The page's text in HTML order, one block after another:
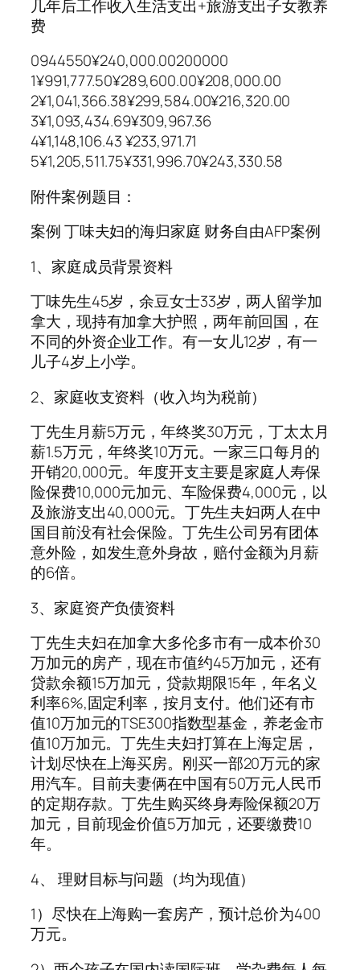
几年后工作收入生活支出+旅游支出子女教养
费
0944550¥240,000.00200000
1¥991,777.50¥289,600.00¥208,000.00
2¥1,041,366.38¥299,584.00¥216,320.00
3¥1,093,434.69¥309,967.36
4¥1,148,106.43 ¥233,971.71
5¥1,205,511.75¥331,996.70¥243,330.58
附件案例题目：
案例 丁味夫妇的海归家庭 财务自由AFP案例
1、家庭成员背景资料
丁味先生45岁，余豆女士33岁，两人留学加
拿大，现持有加拿大护照，两年前回国，在
不同的外资企业工作。有一女儿12岁，有一
儿子4岁上小学。
2、家庭收支资料（收入均为税前）
丁先生月薪5万元，年终奖30万元，丁太太月
薪1.5万元，年终奖10万元。一家三口每月的
开销20,000元。年度开支主要是家庭人寿保
险保费10,000元加元、车险保费4,000元，以
及旅游支出40,000元。丁先生夫妇两人在中
国目前没有社会保险。丁先生公司另有团体
意外险，如发生意外身故，赔付金额为月薪
的6倍。
3、家庭资产负债资料
丁先生夫妇在加拿大多伦多市有一成本价30
万加元的房产，现在市值约45万加元，还有
贷款余额15万加元，贷款期限15年，年名义
利率6%,固定利率，按月支付。他们还有市
值10万加元的TSE300指数型基金，养老金市
值10万加元。丁先生夫妇打算在上海定居，
计划尽快在上海买房。刚买一部20万元的家
用汽车。目前夫妻俩在中国有50万元人民币
的定期存款。丁先生购买终身寿险保额20万
加元，目前现金价值5万加元，还要缴费10
年。
4、 理财目标与问题（均为现值）
1）尽快在上海购一套房产，预计总价为400
万元。